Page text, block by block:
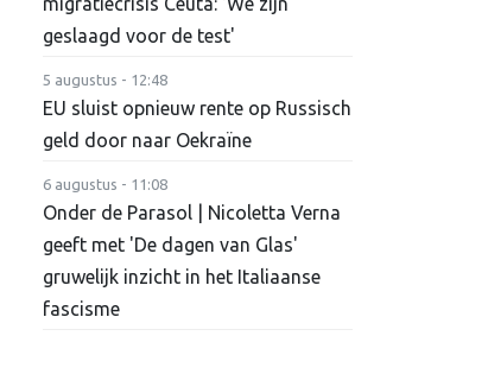
geslaagd voor de test'
5 augustus - 12:48
EU sluist opnieuw rente op Russisch
geld door naar Oekraïne
6 augustus - 11:08
Onder de Parasol | Nicoletta Verna
geeft met 'De dagen van Glas'
gruwelijk inzicht in het Italiaanse
fascisme